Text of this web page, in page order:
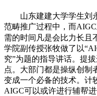
山东建建大学学生刘永
范畴推广过程中，而
需的时间凡是会比力长且
学院副传授张牧做了以
究”为题的指导讲话。提
点。大部门都是操纵创制
变成一个必备的技术。计
AIGC可以或许进行辅帮